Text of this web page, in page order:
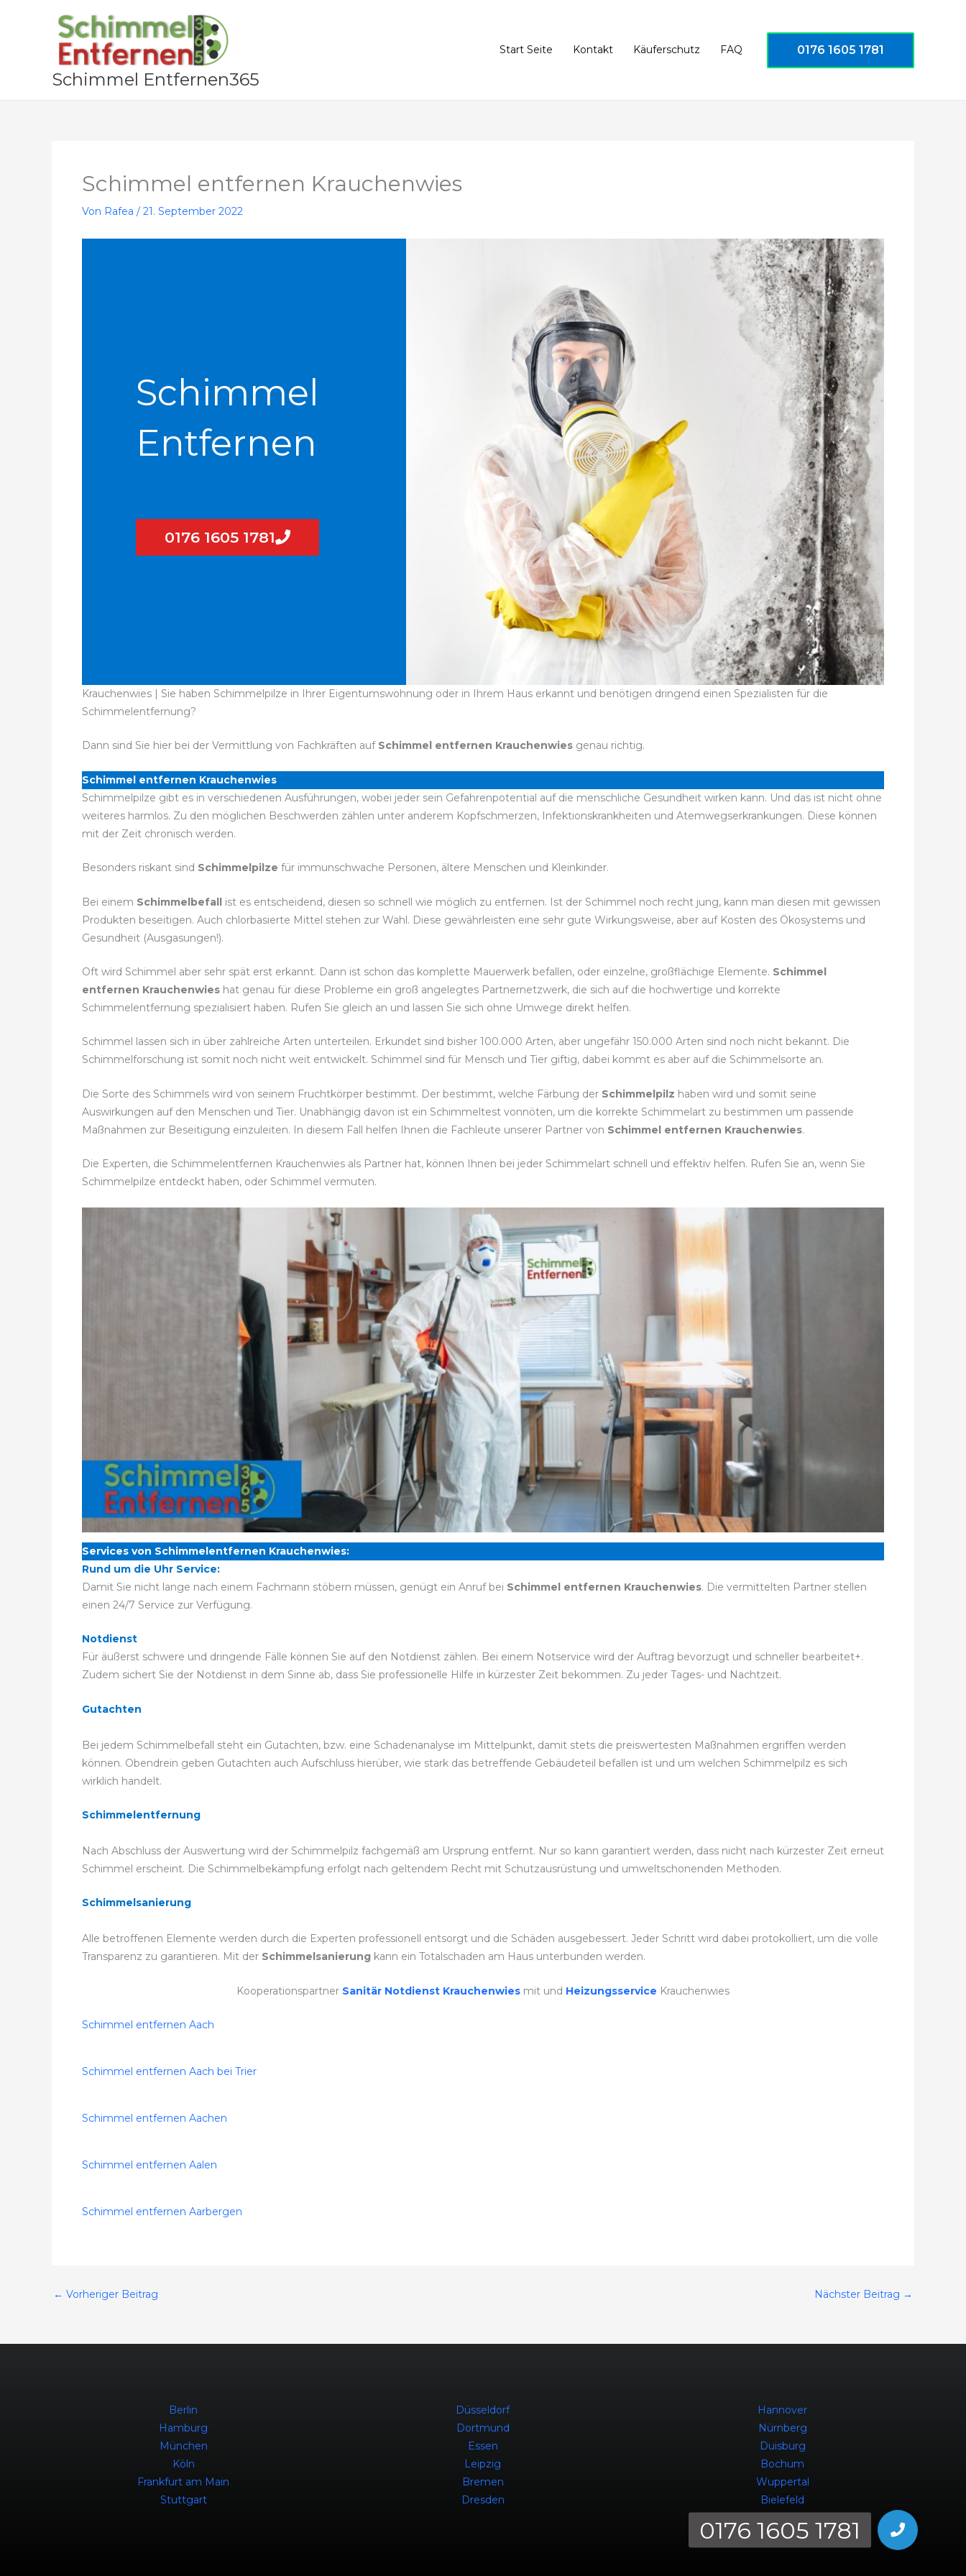
Schimmel Entfernen365
Start Seite Kontakt Käuferschutz FAQ 0176 1605 1781
Schimmel entfernen Krauchenwies
Von Rafea / 21. September 2022
Schimmel
Entfernen
0176 1605 1781
Krauchenwies | Sie haben Schimmelpilze in Ihrer Eigentumswohnung oder in Ihrem Haus erkannt und benötigen dringend einen Spezialisten für die
Schimmelentfernung?
Dann sind Sie hier bei der Vermittlung von Fachkräften auf Schimmel entfernen Krauchenwies genau richtig.
Schimmel entfernen Krauchenwies
Schimmelpilze gibt es in verschiedenen Ausführungen, wobei jeder sein Gefahrenpotential auf die menschliche Gesundheit wirken kann. Und das ist nicht ohne
weiteres harmlos. Zu den möglichen Beschwerden zählen unter anderem Kopfschmerzen, Infektionskrankheiten und Atemwegserkrankungen. Diese können
mit der Zeit chronisch werden.
Besonders riskant sind Schimmelpilze für immunschwache Personen, ältere Menschen und Kleinkinder.
Bei einem Schimmelbefall ist es entscheidend, diesen so schnell wie möglich zu entfernen. Ist der Schimmel noch recht jung, kann man diesen mit gewissen
Produkten beseitigen. Auch chlorbasierte Mittel stehen zur Wahl. Diese gewährleisten eine sehr gute Wirkungsweise, aber auf Kosten des Ökosystems und
Gesundheit (Ausgasungen!).
Oft wird Schimmel aber sehr spät erst erkannt. Dann ist schon das komplette Mauerwerk befallen, oder einzelne, großflächige Elemente. Schimmel
entfernen Krauchenwies hat genau für diese Probleme ein groß angelegtes Partnernetzwerk, die sich auf die hochwertige und korrekte
Schimmelentfernung spezialisiert haben. Rufen Sie gleich an und lassen Sie sich ohne Umwege direkt helfen.
Schimmel lassen sich in über zahlreiche Arten unterteilen. Erkundet sind bisher 100.000 Arten, aber ungefähr 150.000 Arten sind noch nicht bekannt. Die
Schimmelforschung ist somit noch nicht weit entwickelt. Schimmel sind für Mensch und Tier giftig, dabei kommt es aber auf die Schimmelsorte an.
Die Sorte des Schimmels wird von seinem Fruchtkörper bestimmt. Der bestimmt, welche Färbung der Schimmelpilz haben wird und somit seine
Auswirkungen auf den Menschen und Tier. Unabhängig davon ist ein Schimmeltest vonnöten, um die korrekte Schimmelart zu bestimmen um passende
Maßnahmen zur Beseitigung einzuleiten. In diesem Fall helfen Ihnen die Fachleute unserer Partner von Schimmel entfernen Krauchenwies.
Die Experten, die Schimmelentfernen Krauchenwies als Partner hat, können Ihnen bei jeder Schimmelart schnell und effektiv helfen. Rufen Sie an, wenn Sie
Schimmelpilze entdeckt haben, oder Schimmel vermuten.
Services von Schimmelentfernen Krauchenwies:
Rund um die Uhr Service:
Damit Sie nicht lange nach einem Fachmann stöbern müssen, genügt ein Anruf bei Schimmel entfernen Krauchenwies. Die vermittelten Partner stellen
einen 24/7 Service zur Verfügung.
Notdienst
Für äußerst schwere und dringende Fälle können Sie auf den Notdienst zählen. Bei einem Notservice wird der Auftrag bevorzugt und schneller bearbeitet+.
Zudem sichert Sie der Notdienst in dem Sinne ab, dass Sie professionelle Hilfe in kürzester Zeit bekommen. Zu jeder Tages- und Nachtzeit.
Gutachten
Bei jedem Schimmelbefall steht ein Gutachten, bzw. eine Schadenanalyse im Mittelpunkt, damit stets die preiswertesten Maßnahmen ergriffen werden
können. Obendrein geben Gutachten auch Aufschluss hierüber, wie stark das betreffende Gebäudeteil befallen ist und um welchen Schimmelpilz es sich
wirklich handelt.
Schimmelentfernung
Nach Abschluss der Auswertung wird der Schimmelpilz fachgemäß am Ursprung entfernt. Nur so kann garantiert werden, dass nicht nach kürzester Zeit erneut
Schimmel erscheint. Die Schimmelbekämpfung erfolgt nach geltendem Recht mit Schutzausrüstung und umweltschonenden Methoden.
Schimmelsanierung
Alle betroffenen Elemente werden durch die Experten professionell entsorgt und die Schäden ausgebessert. Jeder Schritt wird dabei protokolliert, um die volle
Transparenz zu garantieren. Mit der Schimmelsanierung kann ein Totalschaden am Haus unterbunden werden.
Kooperationspartner Sanitär Notdienst Krauchenwies mit und Heizungsservice Krauchenwies
Schimmel entfernen Aach
Schimmel entfernen Aach bei Trier
Schimmel entfernen Aachen
Schimmel entfernen Aalen
Schimmel entfernen Aarbergen
← Vorheriger Beitrag Nächster Beitrag →
Berlin
Hamburg
München
Köln
Frankfurt am Main
Stuttgart
Düsseldorf
Dortmund
Essen
Leipzig
Bremen
Dresden
Hannover
Nürnberg
Duisburg
Bochum
Wuppertal
Bielefeld